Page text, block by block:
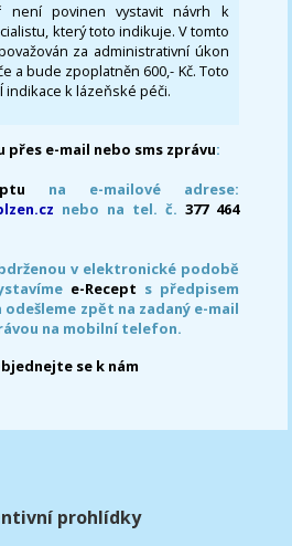
není povinen vystavit návrh k
který toto indikuje. V tomto
za administrativní úkon
a bude zpoplatněn 600,- Kč. Toto
indikace k lázeňské péči.
přes e-mail nebo sms zprávu:
na e-mailové adrese:
nebo na tel. č. 377 464
v elektronické podobě
e-Recept s předpisem
odešleme zpět na zadaný e-mail
na mobilní telefon.
se k nám
prohlídky